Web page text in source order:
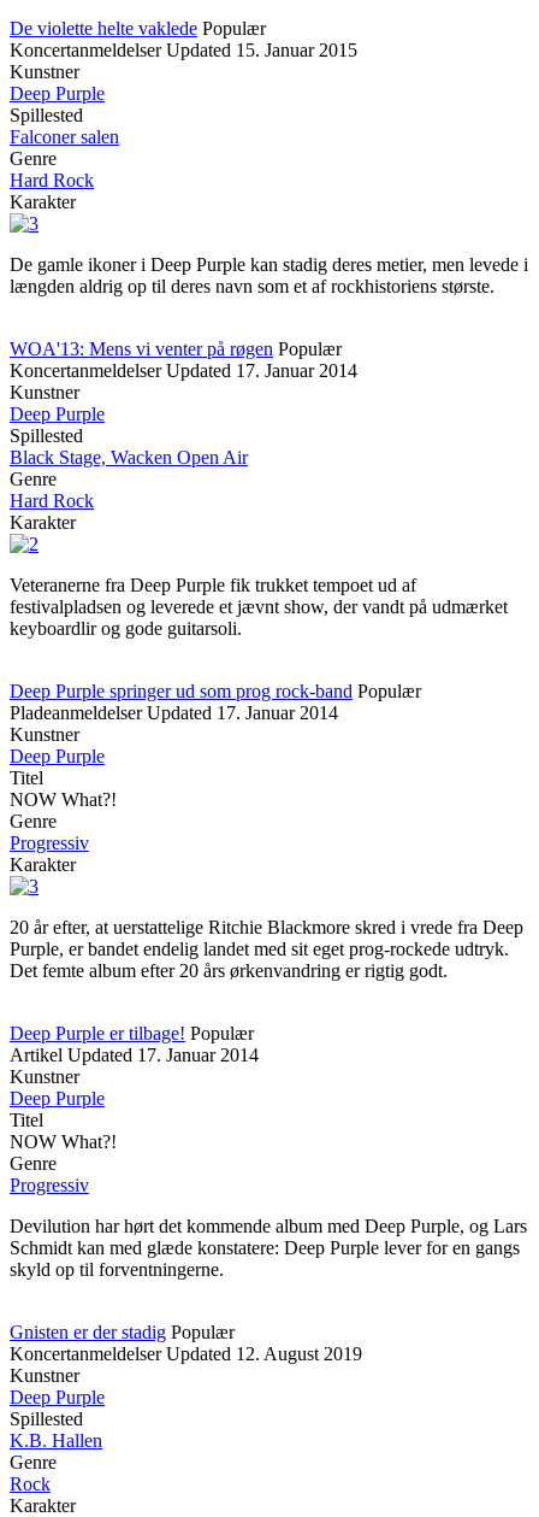
De violette helte vaklede Populær
Koncertanmeldelser Updated 15. Januar 2015
Kunstner
Deep Purple
Spillested
Falconer salen
Genre
Hard Rock
Karakter
De gamle ikoner i Deep Purple kan stadig deres metier, men levede i
længden aldrig op til deres navn som et af rockhistoriens største.
WOA'13: Mens vi venter på røgen Populær
Koncertanmeldelser Updated 17. Januar 2014
Kunstner
Deep Purple
Spillested
Black Stage, Wacken Open Air
Genre
Hard Rock
Karakter
Veteranerne fra Deep Purple fik trukket tempoet ud af
festivalpladsen og leverede et jævnt show, der vandt på udmærket
keyboardlir og gode guitarsoli.
Deep Purple springer ud som prog rock-band Populær
Pladeanmeldelser Updated 17. Januar 2014
Kunstner
Deep Purple
Titel
NOW What?!
Genre
Progressiv
Karakter
20 år efter, at uerstattelige Ritchie Blackmore skred i vrede fra Deep
Purple, er bandet endelig landet med sit eget prog-rockede udtryk.
Det femte album efter 20 års ørkenvandring er rigtig godt.
Deep Purple er tilbage! Populær
Artikel Updated 17. Januar 2014
Kunstner
Deep Purple
Titel
NOW What?!
Genre
Progressiv
Devilution har hørt det kommende album med Deep Purple, og Lars
Schmidt kan med glæde konstatere: Deep Purple lever for en gangs
skyld op til forventningerne.
Gnisten er der stadig Populær
Koncertanmeldelser Updated 12. August 2019
Kunstner
Deep Purple
Spillested
K.B. Hallen
Genre
Rock
Karakter